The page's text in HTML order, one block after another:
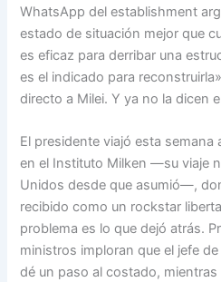
WhatsApp del establishment
estado de situación mejor que
es eficaz para derribar una
es el indicado para
directo a Milei. Y ya no la dicen
El presidente viajó esta semana
en el Instituto Milken —su viaje
Unidos desde que asumió—,
recibido como un rockstar
problema es lo que dejó atrás.
ministros imploran que el jefe
dé un paso al costado,